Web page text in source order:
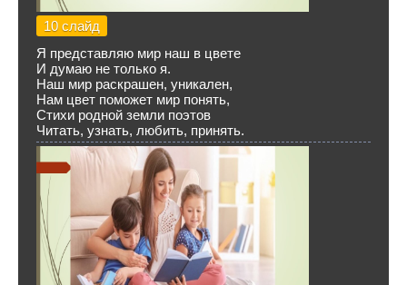
10 слайд
Я представляю мир наш в цвете
И думаю не только я.
Наш мир раскрашен, уникален,
Нам цвет поможет мир понять,
Стихи родной земли поэтов
Читать, узнать, любить, принять.